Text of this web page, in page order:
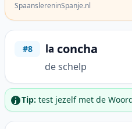
SpaanslereninSpanje.nl
#8 la concha
de schelp
Tip: test jezelf met de